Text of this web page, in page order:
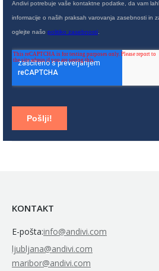
KONTAKT
E-pošta:info@andivi.com
ljubljana@andivi.com
maribor@andivi.com